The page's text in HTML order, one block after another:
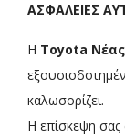
ΑΣΦΑΛΕΙΕΣ
Η Τoyota
καλωσορίζει.
H επίσκεψη